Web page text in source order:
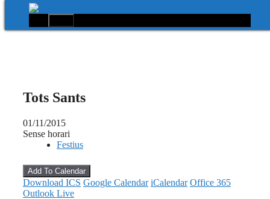
Tots Sants
01/11/2015
Sense horari
Festius
Add To Calendar
Download ICS Google Calendar iCalendar Office 365
Outlook Live